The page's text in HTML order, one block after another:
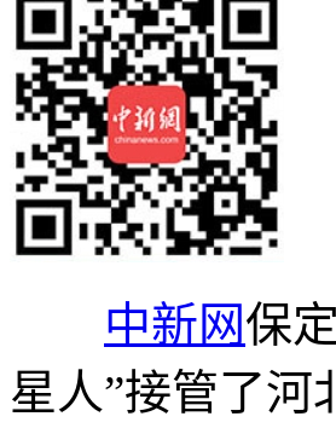
中新网保
星人”接管了河